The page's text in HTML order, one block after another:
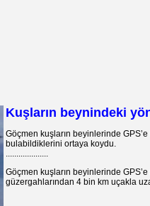
Kuşların beynindeki
Göçmen kuşların beyinlerinde
bulabildiklerini ortaya koydu.
....................
Göçmen kuşların beyinlerinde
güzergahlarından 4 bin km uçakla